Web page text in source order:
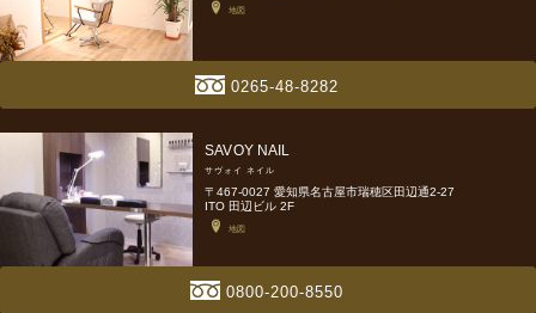
地図
0265-48-8282
SAVOY NAIL
サヴォイ ネイル
〒467-0027 愛知県名古屋市瑞穂区田辺通2-27
ITO 田辺ビル 2F
地図
0800-200-8550